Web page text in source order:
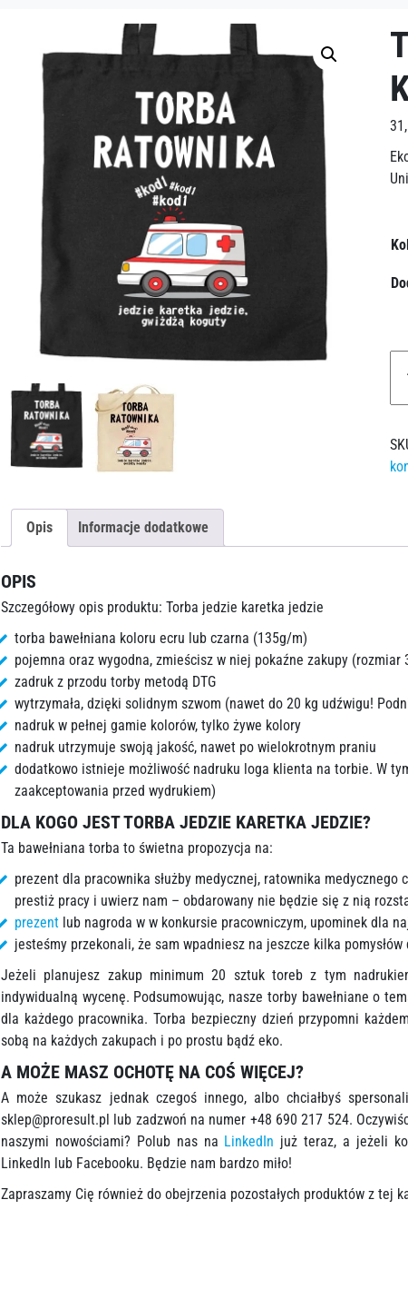
Opis Informacje dodatkowe
OPIS
Szczegółowy opis produktu: Torba jedzie karetka jedzie
torba bawełniana koloru ecru lub czarna (135g/m)
pojemna oraz wygodna, zmieścisz w niej pokaźne zakupy (rozmiar
zadruk z przodu torby metodą DTG
wytrzymała, dzięki solidnym szwom (nawet do 20 kg udźwigu!
nadruk w pełnej gamie kolorów, tylko żywe kolory
nadruk utrzymuje swoją jakość, nawet po wielokrotnym praniu
dodatkowo istnieje możliwość nadruku loga klienta na torbie. W
zaakceptowania przed wydrukiem)
DLA KOGO JEST TORBA JEDZIE KARETKA JEDZIE?
Ta bawełniana torba to świetna propozycja na:
prezent dla pracownika służby medycznej, ratownika
prestiż pracy i uwierz nam – obdarowany nie będzie się z nią
prezent lub nagroda w w konkursie pracowniczym, upominek dla
jesteśmy przekonali, że sam wpadniesz na jeszcze kilka
Jeżeli planujesz zakup minimum 20 sztuk toreb z tym
indywidualną wycenę. Podsumowując, nasze torby bawełniane o
dla każdego pracownika. Torba bezpieczny dzień przypomni
sobą na każdych zakupach i po prostu bądź eko.
A MOŻE MASZ OCHOTĘ NA COŚ WIĘCEJ?
A może szukasz jednak czegoś innego, albo chciałbyś
sklep@proresult.pl lub zadzwoń na numer +48 690 217 524.
naszymi nowościami? Polub nas na LinkedIn już teraz, a jeżeli
LinkedIn lub Facebooku. Będzie nam bardzo miło!
Zapraszamy Cię również do obejrzenia pozostałych produktów z tej